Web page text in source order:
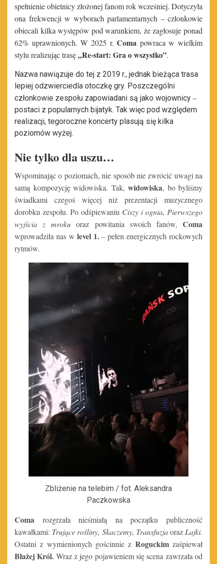
spełnienie obietnicy złożonej fanom rok wcześniej. Dotyczyła
ona frekwencji w wyborach parlamentarnych – członkowie
obiecali kilka występów pod warunkiem, że zagłosuje ponad
62% uprawnionych. W 2025 r.Coma powraca w wielkim
stylu realizując trasę„Re-start: Gra o wszystko”.
Nazwa nawiązuje do tej z 2019 r., jednak bieżąca trasa
lepiej odzwierciedla otoczkę gry. Poszczególni
członkowie zespołu zapowiadani są jako wojownicy –
postaci z popularnych bijatyk. Tak więc pod względem
realizacji, tegoroczne koncerty plasują się kilka
poziomów wyżej.
Nie tylko dla uszu…
Wspominając o poziomach, nie sposób nie zwrócić uwagi na
samą kompozycję widowiska. Tak, widowiska, bo byliśmy
świadkami czegoś więcej niż prezentacji muzycznego
dorobku zespołu. Po odśpiewaniu Ciszy i ognia, Pierwszego
wyjścia z mrokuoraz powitania swoich fanów,Coma
wprowadziła nas w level 1.– pełen energicznych rockowych
rytmów.
Zbliżenie na telebim / fot. Aleksandra
Paczkowska
Coma rozgrzała nieśmiałą na początku publiczność
kawałkami: Trujące rośliny, Skaczemy, TransfuzjaorazLajki.
Ostatni z wymienionych gościnnie z Roguckimzaśpiewał
Błażej Król. Wraz z jego pojawieniem się scena zawrzała od